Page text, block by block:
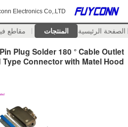
Electronics Co,.LTD
الصفحة الرئيسية المنتجات مقاطع
Plug Solder 180 ° Cable Outlet
Type Connector with Matel Hood